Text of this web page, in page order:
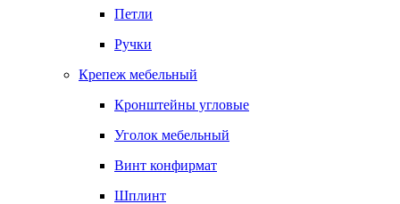
Петли
Ручки
Крепеж мебельный
Кронштейны угловые
Уголок мебельный
Винт конфирмат
Шплинт